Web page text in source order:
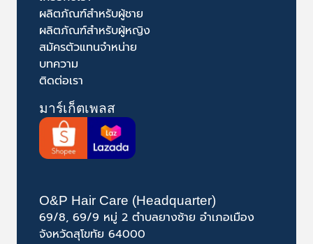
ผลิตภัณฑ์สำหรับผู้ชาย
ผลิตภัณฑ์สำหรับผู้หญิง
สมัครตัวแทนจำหน่าย
บทความ
ติดต่อเรา
มาร์เก็ตเพลส
O&P Hair Care (Headquarter)
69/8, 69/9 หมู่ 2 ตำบลยางซ้าย อำเภอเมือง
จังหวัดสุโขทัย 64000